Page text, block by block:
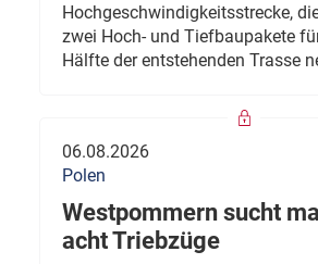
Hochgeschwindigkeitsstrecke,
zwei Hoch- und Tiefbaupakete
Hälfte der entstehenden Trasse
06.08.2026
Polen
Westpommern sucht
acht Triebzüge